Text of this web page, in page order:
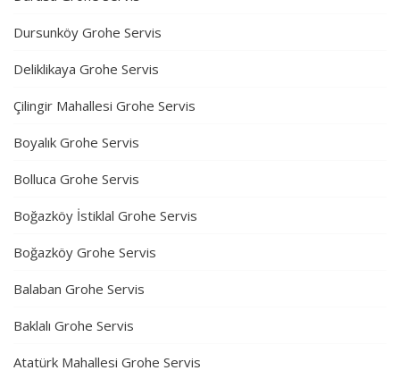
Dursunköy Grohe Servis
Deliklikaya Grohe Servis
Çilingir Mahallesi Grohe Servis
Boyalık Grohe Servis
Bolluca Grohe Servis
Boğazköy İstiklal Grohe Servis
Boğazköy Grohe Servis
Balaban Grohe Servis
Baklalı Grohe Servis
Atatürk Mahallesi Grohe Servis